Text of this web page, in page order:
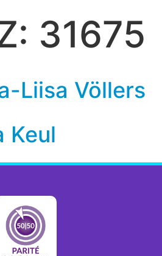
31675
Liisa Völlers
Keul